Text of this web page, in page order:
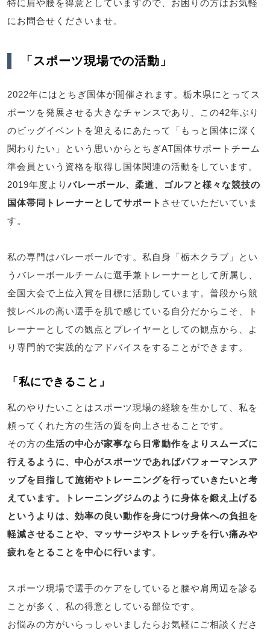
特に肩や腰を得意としていますので、お困りの方はお気軽
にお問合せくださいませ。
「スポーツ現場での活動」
2022年にはとちぎ国体が開催されます。栃木県にとってス
ポーツを発展させる大きなチャンスであり、この42年ぶり
のビッグイベントを迎えるにあたって「もっと国体に深く
関わりたい」という思いからとちぎAT国体サポートチーム
準会員という資格を取得し国体関連の活動をしています。
2019年度より バレーボール、柔道、ゴルフと様々な競技の
国体帯同トレーナーとしてサポート させていただいていま
す。
私の専門はバレーボールです。私自身「栃木クラブ」とい
うバレーボールチームに選手兼トレーナーとして所属し、
全国大会で上位入賞を目標に活動しています。普段から競
技レベルの高い選手を肌で感じている自分だからこそ、ト
レーナーとしての観点とプレイヤーとしての観点から、よ
り専門的で実践的なアドバイスをすることができます。
「私にできること」
私のやりたいことはスポーツ現場の経験を生かして、私を
頼ってくれた方の生活の質を向上させることです。
その方の生活の中心が家事なら日常動作をよりスムーズに
行えるように、中心がスポーツであればパフォーマンスア
ップを目指して施術やトレーニングを行っていきたいと考
えています。トレーニングジムのように身体を鍛え上げる
というよりは、効率の良い動作を身につけ身体への負担を
軽減させることや、マッサージやストレッチを行い痛みや
疲れをとることを中心に行います。
スポーツ現場で選手のケアをしていると腰や肩周辺を診る
ことが多く、私の得意としている部位です。
お悩みの方がいらっしゃいましたらお気軽にご相談くださ